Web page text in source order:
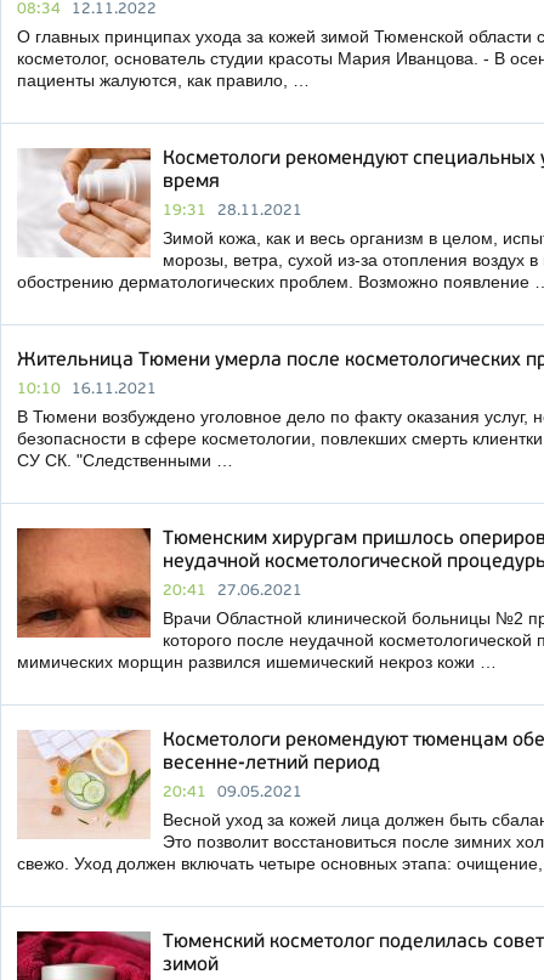
08:34 12.11.2022
О главных принципах ухода за кожей зимой Тюменской области
косметолог, основатель студии красоты Мария Иванцова. - В
пациенты жалуются, как правило, …
Косметологи рекомендуют специальных
время
19:31 28.11.2021
Зимой кожа, как и весь организм в целом,
морозы, ветра, сухой из-за отопления воздух в
обострению дерматологических проблем. Возможно появление
Жительница Тюмени умерла после косметологических
10:10 16.11.2021
В Тюмени возбуждено уголовное дело по факту оказания услуг,
безопасности в сфере косметологии, повлекших смерть
СУ СК. "Следственными …
Тюменским хирургам пришлось
неудачной косметологической
20:41 27.06.2021
Врачи Областной клинической больницы №2
которого после неудачной
мимических морщин развился ишемический некроз кожи …
Косметологи рекомендуют тюменцам
весенне-летний период
20:41 09.05.2021
Весной уход за кожей лица должен быть
Это позволит восстановиться после зимних
свежо. Уход должен включать четыре основных этапа:
Тюменский косметолог поделилась
зимой